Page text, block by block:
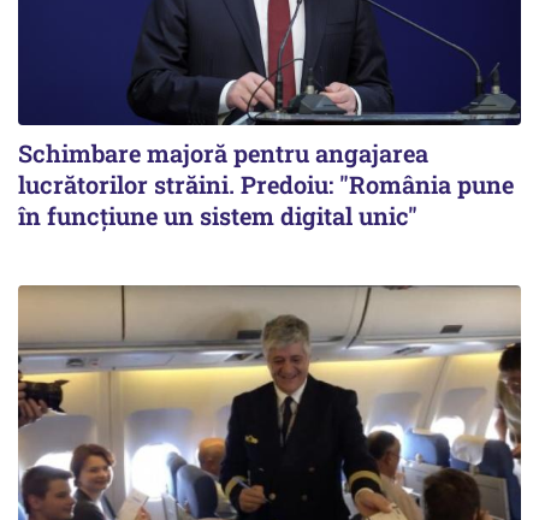
Schimbare majoră pentru angajarea
lucrătorilor străini. Predoiu: "România pune
în funcțiune un sistem digital unic"